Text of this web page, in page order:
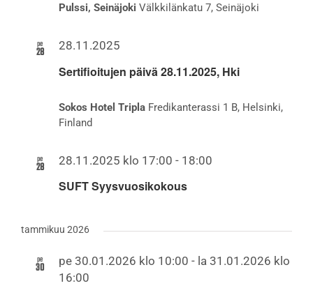
Pulssi, Seinäjoki Välkkilänkatu 7, Seinäjoki
pe
28
Sertifioitujen päivä 28.11.2025, Hki
28.11.2025
Sokos Hotel Tripla Fredikanterassi 1 B, Helsinki,
Finland
pe
28
SUFT Syysvuosikokous
28.11.2025 klo 17:00 - 18:00
tammikuu 2026
pe
30 pe 30.01.2026 klo 10:00 - la 31.01.2026 klo
16:00